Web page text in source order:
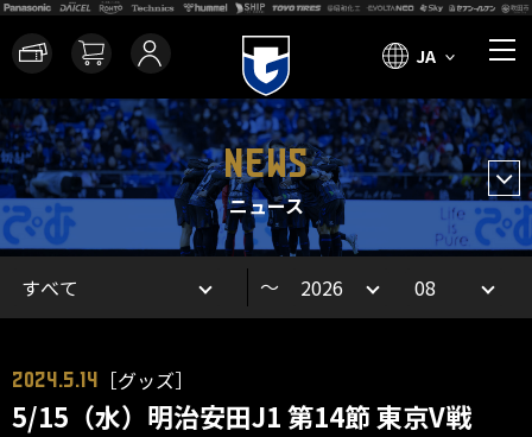
JA
NEWS
ニュース
～
2024.5.14 ［グッズ］
5/15（水）明治安田J1 第14節 東京V戦